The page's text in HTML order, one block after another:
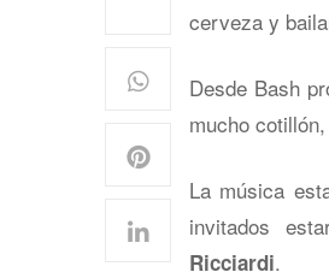
cerveza y
Desde Bash
mucho
La música
invitados
Ricciardi.